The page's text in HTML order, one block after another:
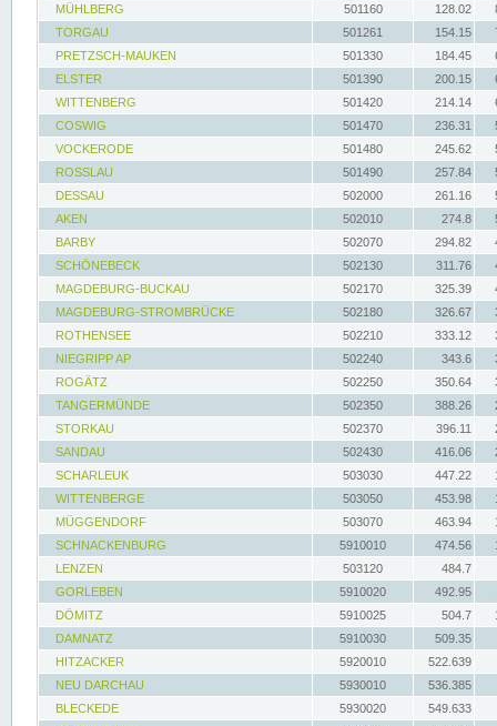
MÜHLBERG
501160 128.02
TORGAU
501261 154.15
PRETZSCH-MAUKEN
501330 184.45
ELSTER
501390 200.15
WITTENBERG
501420 214.14
COSWIG
501470 236.31
VOCKERODE
501480 245.62
ROSSLAU
501490 257.84
DESSAU
502000 261.16
AKEN
502010 274.8
BARBY
502070 294.82
SCHÖNEBECK
502130 311.76
MAGDEBURG-BUCKAU
502170 325.39
MAGDEBURG-STROMBRÜCKE
502180 326.67
ROTHENSEE
502210 333.12
NIEGRIPP AP
502240 343.6
ROGÄTZ
502250 350.64
TANGERMÜNDE
502350 388.26
STORKAU
502370 396.11
SANDAU
502430 416.06
SCHARLEUK
503030 447.22
WITTENBERGE
503050 453.98
MÜGGENDORF
503070 463.94
SCHNACKENBURG
5910010 474.56
LENZEN
503120 484.7
GORLEBEN
5910020 492.95
DÖMITZ
5910025 504.7
DAMNATZ
5910030
509.35
HITZACKER
5920010
522.639
NEU DARCHAU
5930010
536.385
BLECKEDE
5930020
549.633